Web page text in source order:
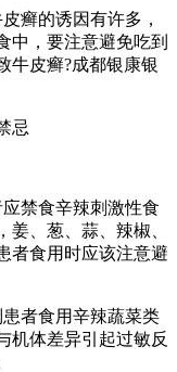
癣的诱因有许多，
中，要注意避免吃到
牛皮癣?成都银康银
禁食辛辣刺激性食
、葱、蒜、辣椒、
者食用时应该注意避
者食用辛辣蔬菜类
机体差异引起过敏反